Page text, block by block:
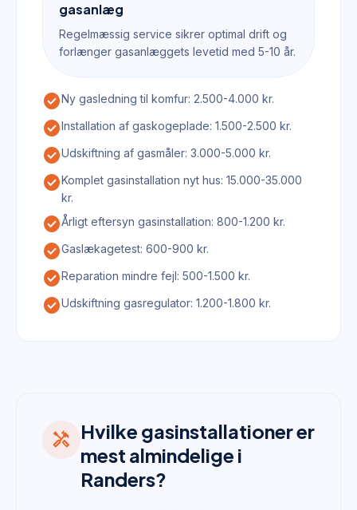
gasanlæg
Regelmæssig service sikrer optimal drift og
forlænger gasanlæggets levetid med 5-10 år.
check_circleNy gasledning til komfur: 2.500-4.000 kr.
check_circleInstallation af gaskogeplade: 1.500-2.500 kr.
check_circleUdskiftning af gasmåler: 3.000-5.000 kr.
check_circleKomplet gasinstallation nyt hus: 15.000-35.000
kr.
check_circleÅrligt eftersyn gasinstallation: 800-1.200 kr.
check_circleGaslækagetest: 600-900 kr.
check_circleReparation mindre fejl: 500-1.500 kr.
check_circleUdskiftning gasregulator: 1.200-1.800 kr.
handyman Hvilke gasinstallationer er
mest almindelige i
Randers?